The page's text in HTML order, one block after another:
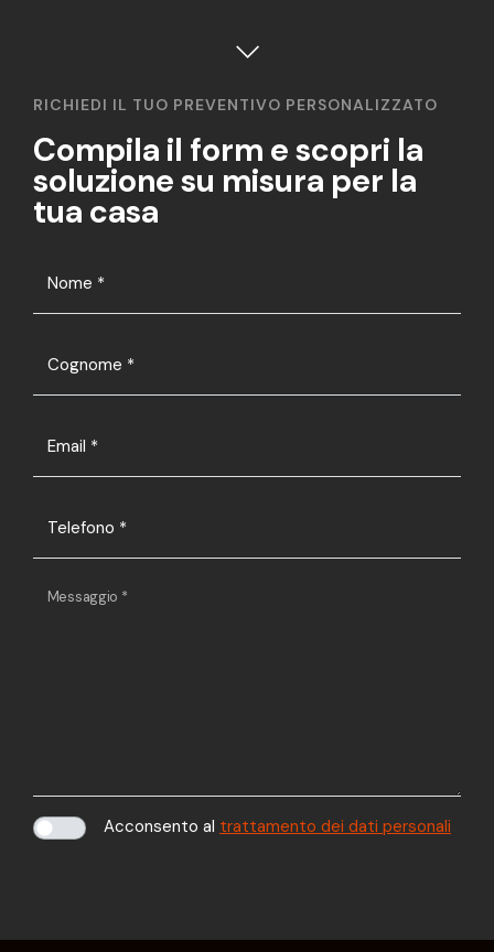
RICHIEDI IL TUO PREVENTIVO PERSONALIZZATO
Compila il form e scopri la
soluzione su misura per la
tua casa
Nome *
Cognome *
Email *
Telefono *
Messaggio *
Acconsento al trattamento dei dati personali